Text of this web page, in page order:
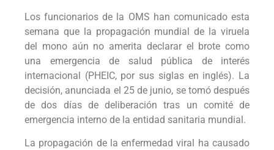
Los funcionarios de la OMS han comunicado esta
semana que la propagación mundial de la viruela
del mono aún no amerita declarar el brote como
una emergencia de salud pública de interés
internacional (PHEIC, por sus siglas en inglés). La
decisión, anunciada el 25 de junio, se tomó después
de dos días de deliberación tras un comité de
emergencia interno de la entidad sanitaria mundial.
La propagación de la enfermedad viral ha causado